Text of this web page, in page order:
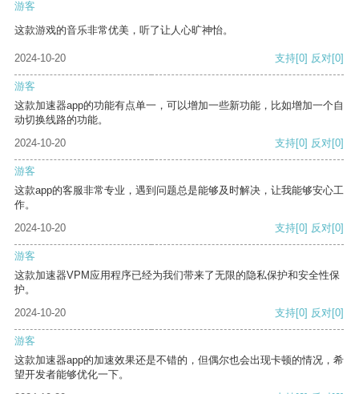
游客
这款游戏的音乐非常优美，听了让人心旷神怡。
2024-10-20 支持[0] 反对[0]
游客
这款加速器app的功能有点单一，可以增加一些新功能，比如增加一个自
动切换线路的功能。
2024-10-20
支持[0] 反对[0]
游客
这款app的客服非常专业，遇到问题总是能够及时解决，让我能够安心工
作。
2024-10-20
支持[0] 反对[0]
游客
这款加速器VPM应用程序已经为我们带来了无限的隐私保护和安全性保
护。
2024-10-20
支持[0] 反对[0]
游客
这款加速器app的加速效果还是不错的，但偶尔也会出现卡顿的情况，希
望开发者能够优化一下。